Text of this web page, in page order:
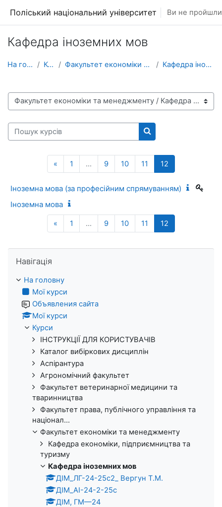
Поліський національний університет Ви не пройшли
Кафедра іноземних мов
На головну Курси Факультет економіки та менеджменту Кафедра іноземних мов
Категорії курсів
Пошук курсів
Пошук курсів
« Попередня сторінка
1 Сторінка 1
… 9Сторінка 9
10Сторінка 10
11 Сторінка 11
12
Іноземна мова (за професійним спрямуванням)
Іноземна мова
« Попередня сторінка
1 Сторінка 1
… 9Сторінка 9
10Сторінка 10
11 Сторінка 11
12
Навігація
На головну
Мої курси
Объявления сайта
Мої курси
Курси
ІНСТРУКЦІЇ ДЛЯ КОРИСТУВАЧІВ
Каталог вибіркових дисциплін
Аспірантура
Агрономічний факультет
Факультет ветеринарної медицини та
тваринництва
Факультет права, публічного управління та
націонал...
Факультет економіки та менеджменту
Кафедра економіки, підприємництва та
туризму
Кафедра іноземних мов
ДІМ_ЛГ-24-25с2_ Вергун Т.М.
ДІМ_АІ-24-2-25с
ДІМ, ГМ—24